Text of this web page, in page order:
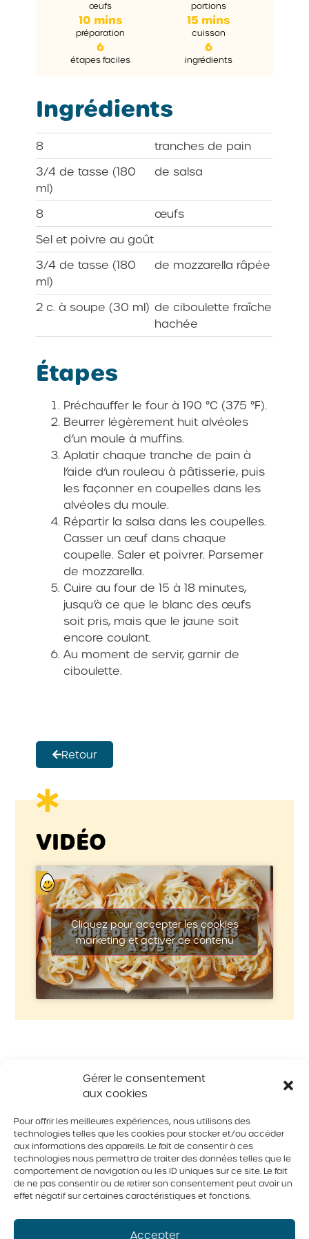
Gérer le consentement
aux cookies
Pour offrir les meilleures expériences, nous utilisons des
technologies telles que les cookies pour stocker et/ou accéder
aux informations des appareils. Le fait de consentir à ces
technologies nous permettra de traiter des données telles que le
comportement de navigation ou les ID uniques sur ce site. Le fait
de ne pas consentir ou de retirer son consentement peut avoir un
effet négatif sur certaines caractéristiques et fonctions.
Accepter
œufs portions
10 mins
préparation
15 mins
cuisson
6
étapes faciles
6
ingrédients
Ingrédients
8
tranches de pain
3/4 de tasse (180
ml)
de salsa
8
œufs
Sel et poivre au goût
3/4 de tasse (180
ml)
de mozzarella râpée
2 c. à soupe (30 ml) de ciboulette fraîche
hachée
Étapes
Préchauffer le four à 190 °C (375 °F).
Beurrer légèrement huit alvéoles
d’un moule à muffins.
Aplatir chaque tranche de pain à
l’aide d’un rouleau à pâtisserie, puis
les façonner en coupelles dans les
alvéoles du moule.
Répartir la salsa dans les coupelles.
Casser un œuf dans chaque
coupelle. Saler et poivrer. Parsemer
de mozzarella.
Cuire au four de 15 à 18 minutes,
jusqu’à ce que le blanc des œufs
soit pris, mais que le jaune soit
encore coulant.
Au moment de servir, garnir de
ciboulette.
Retour
VIDÉO
Cliquez pour accepter les cookies
marketing et activer ce contenu
Dans la même catégorie